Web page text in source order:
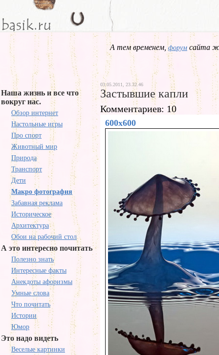
А тем временем,форум сайта
Наша жизнь и все что
вокруг нас.
Обзор интернет
Настольные игры
Про спорт
Животный мир
Природа
Транспорт
Дети
Макро фотография
Забавная реклама
Историческое
Архитектура
Обои на рабочий стол
А это интересно почитать
Полезно знать
Интересные факты
Анекдоты афоризмы
Умные слова
Что почитать
Истории
Юмор
Это надо видеть
Веселые картинки
03.05.2011, 23.32.46
Застывшие капли
Комментариев: 10
600x600